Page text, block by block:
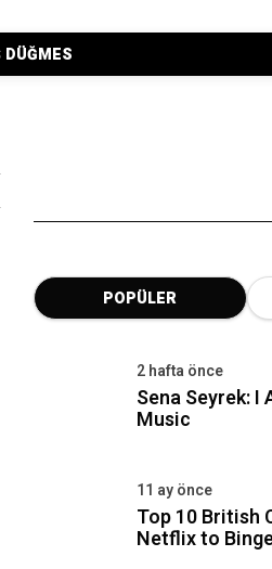
POPÜLER
2 hafta önce
Sena Seyrek: I
Music
11 ay önce
Top 10 British
Netflix to